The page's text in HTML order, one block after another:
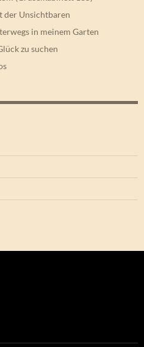
der Unsichtbaren
in meinem Garten
zu suchen